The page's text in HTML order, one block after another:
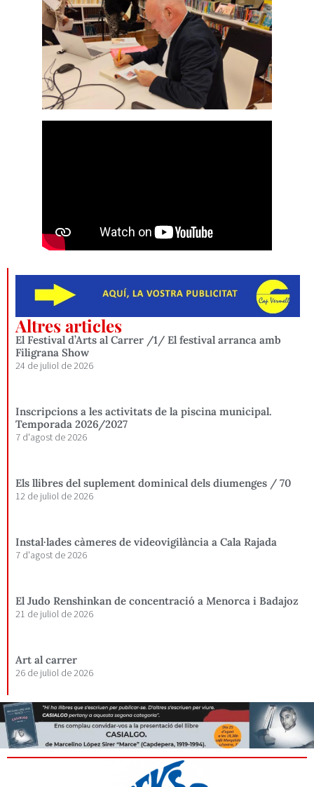
Altres articles
El Festival d’Arts al Carrer /1/ El festival arranca amb
Filigrana Show
24 de juliol de 2026
Inscripcions a les activitats de la piscina municipal.
Temporada 2026/2027
7 d'agost de 2026
Els llibres del suplement dominical dels diumenges / 70
12 de juliol de 2026
Instal·lades càmeres de videovigilància a Cala Rajada
7 d'agost de 2026
El Judo Renshinkan de concentració a Menorca i Badajoz
21 de juliol de 2026
Art al carrer
26 de juliol de 2026